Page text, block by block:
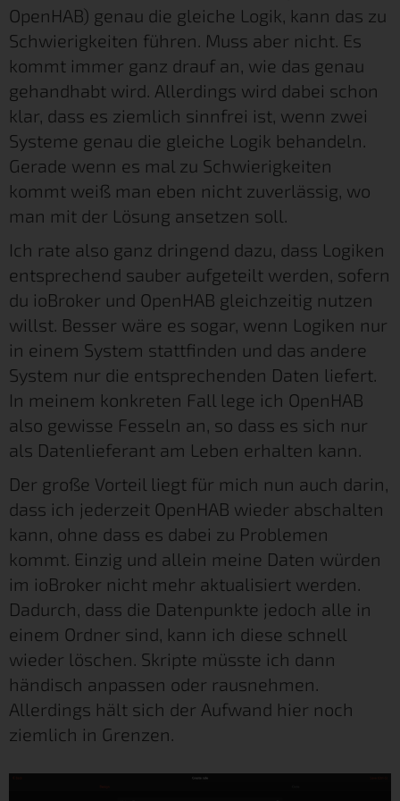
OpenHAB) genau die gleiche Logik, kann das zu
Schwierigkeiten führen. Muss aber nicht. Es
kommt immer ganz drauf an, wie das genau
gehandhabt wird. Allerdings wird dabei schon
klar, dass es ziemlich sinnfrei ist, wenn zwei
Systeme genau die gleiche Logik behandeln.
Gerade wenn es mal zu Schwierigkeiten
kommt weiß man eben nicht zuverlässig, wo
man mit der Lösung ansetzen soll.
Ich rate also ganz dringend dazu, dass Logiken
entsprechend sauber aufgeteilt werden, sofern
du ioBroker und OpenHAB gleichzeitig nutzen
willst. Besser wäre es sogar, wenn Logiken nur
in einem System stattfinden und das andere
System nur die entsprechenden Daten liefert.
In meinem konkreten Fall lege ich OpenHAB
also gewisse Fesseln an, so dass es sich nur
als Datenlieferant am Leben erhalten kann.
Der große Vorteil liegt für mich nun auch darin,
dass ich jederzeit OpenHAB wieder abschalten
kann, ohne dass es dabei zu Problemen
kommt. Einzig und allein meine Daten würden
im ioBroker nicht mehr aktualisiert werden.
Dadurch, dass die Datenpunkte jedoch alle in
einem Ordner sind, kann ich diese schnell
wieder löschen. Skripte müsste ich dann
händisch anpassen oder rausnehmen.
Allerdings hält sich der Aufwand hier noch
ziemlich in Grenzen.